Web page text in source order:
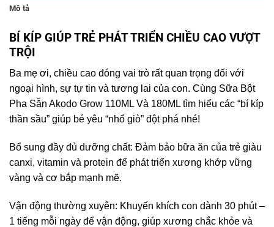
Mô tả
BÍ KÍP GIÚP TRẺ PHÁT TRIỂN CHIỀU CAO VƯỢT
TRỘI
Ba mẹ ơi, chiều cao đóng vai trò rất quan trọng đối với
ngoại hình, sự tự tin và tương lai của con. Cùng Sữa Bột
Pha Sẵn Akodo Grow 110ML Và 180ML tìm hiểu các “bí kíp
thần sầu” giúp bé yêu “nhổ giò” đột phá nhé!
Bổ sung đầy đủ dưỡng chất: Đảm bảo bữa ăn của trẻ giàu
canxi, vitamin và protein để phát triển xương khớp vững
vàng và cơ bắp mạnh mẽ.
Vận động thường xuyên: Khuyến khích con dành 30 phút –
1 tiếng mỗi ngày để vận động, giúp xương chắc khỏe và